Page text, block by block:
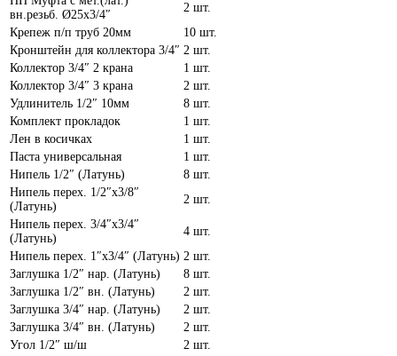
вн.резьб. Ø25х3/4″
2 шт.
Крепеж п/п труб 20мм
10 шт.
Кронштейн для коллектора 3/4″ 2 шт.
Коллектор 3/4″ 2 крана
1 шт.
Коллектор 3/4″ 3 крана
2 шт.
Удлинитель 1/2″ 10мм
8 шт.
Комплект прокладок
1 шт.
Лен в косичках
1 шт.
Паста универсальная
1 шт.
Нипель 1/2″ (Латунь)
8 шт.
Нипель перех. 1/2″х3/8″
(Латунь)
2 шт.
Нипель перех. 3/4″х3/4″
(Латунь)
4 шт.
Нипель перех. 1″х3/4″ (Латунь) 2 шт.
Заглушка 1/2″ нар. (Латунь)
8 шт.
Заглушка 1/2″ вн. (Латунь)
2 шт.
Заглушка 3/4″ нар. (Латунь)
2 шт.
Заглушка 3/4″ вн. (Латунь)
2 шт.
Угол 1/2″ ш/ш
2 шт.